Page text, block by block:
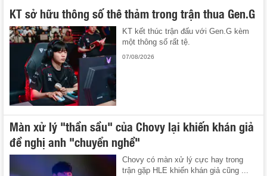
KT sở hữu thông số thê thảm trong trận thua Gen.G
KT kết thúc trận đấu với Gen.G kèm
một thông số rất tệ.
07/08/2026
Màn xử lý "thần sầu" của Chovy lại khiến khán giả
đề nghị anh "chuyển nghề"
Chovy có màn xử lý cực hay trong
trận gặp HLE khiến khán giả cũng ...